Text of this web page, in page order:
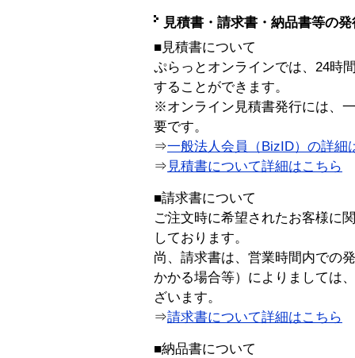
見積書・請求書・納品書等の
■見積書について
ぷらっとオンラインでは、24時
することができます。
※オンライン見積書発行には、
要です。
⇒一般法人会員（BizID）の詳細
⇒ 見積書について詳細はこちら
■請求書について
ご注文時に希望されたお客様に
しております。
尚、請求書は、営業時間内での
かかる場合等）によりましては
ざいます。
⇒請求書について詳細はこちら
■納品書について